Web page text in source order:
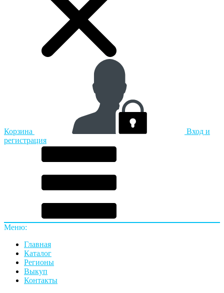
Корзина
Вход и
регистрация
Меню:
Главная
Каталог
Регионы
Выкуп
Контакты